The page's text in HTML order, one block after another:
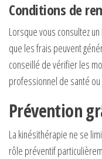
Conditions de
Lorsque vous consultez
que les frais peuvent
conseillé de vérifier les
professionnel de santé
Prévention
La kinésithérapie ne se
rôle préventif